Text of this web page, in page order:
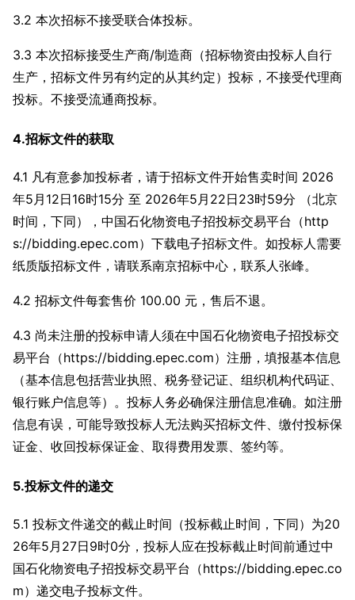
3.2 本次招标不接受联合体投标。
3.3 本次招标接受生产商/制造商（招标物资由投标人自行
生产，招标文件另有约定的从其约定）投标，不接受代理商
投标。不接受流通商投标。
4.招标文件的获取
4.1 凡有意参加投标者，请于招标文件开始售卖时间 2026
年5月12日16时15分 至 2026年5月22日23时59分 （北京
时间，下同），中国石化物资电子招投标交易平台（http
s://bidding.epec.com）下载电子招标文件。如投标人需要
纸质版招标文件，请联系南京招标中心，联系人张峰。
4.2 招标文件每套售价 100.00 元，售后不退。
4.3 尚未注册的投标申请人须在中国石化物资电子招投标交
易平台（https://bidding.epec.com）注册，填报基本信息
（基本信息包括营业执照、税务登记证、组织机构代码证、
银行账户信息等）。投标人务必确保注册信息准确。如注册
信息有误，可能导致投标人无法购买招标文件、缴付投标保
证金、收回投标保证金、取得费用发票、签约等。
5.投标文件的递交
5.1 投标文件递交的截止时间（投标截止时间，下同）为20
26年5月27日9时0分，投标人应在投标截止时间前通过中
国石化物资电子招投标交易平台（https://bidding.epec.co
m）递交电子投标文件。